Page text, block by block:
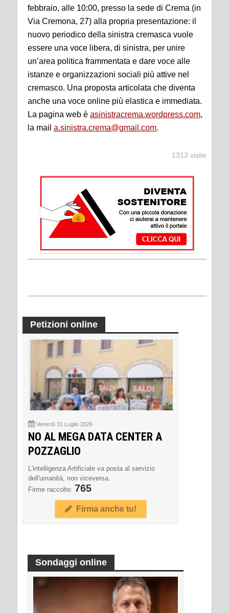
febbraio, alle 10:00, presso la sede di Crema (in
Via Cremona, 27) alla propria presentazione: il
nuovo periodico della sinistra cremasca vuole
essere una voce libera, di sinistra, per unire
un’area politica frammentata e dare voce alle
istanze e organizzazioni sociali più attive nel
cremasco. Una proposta articolata che diventa
anche una voce online più elastica e immediata.
La pagina web è asinistracrema.wordpress.com,
la mail a.sinistra.crema@gmail.com.
1313 visite
Petizioni online
Venerdì 31 Luglio 2026
NO AL MEGA DATA CENTER A
POZZAGLIO
L'intelligenza Artificiale va posta al servizio
dell'umanità, non viceversa.
Firme raccolte: 765
Firma anche tu!
Sondaggi online